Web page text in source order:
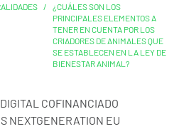
/
¿CUÁLES SON LOS
PRINCIPALES ELEMENTOS A
TENER EN CUENTA POR LOS
CRIADORES DE ANIMALES QUE
SE ESTABLECEN EN LA LEY DE
BIENESTAR ANIMAL?
COFINANCIADO
NEXTGENERATION EU